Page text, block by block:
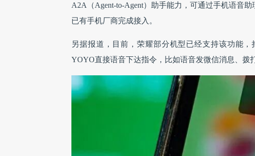
A2A（Agent-to-Agent）助手能力，可通过手机语音
已有手机厂商完成接入。
另据报道，目前，荣耀部分机型已经支持该功能
YOYO直接语音下达指令，比如语音发微信消息、拨